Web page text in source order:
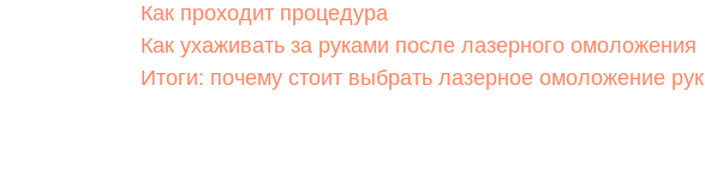
Как проходит процедура
Как ухаживать за руками после лазерного омоложения
Итоги: почему стоит выбрать лазерное омоложение рук